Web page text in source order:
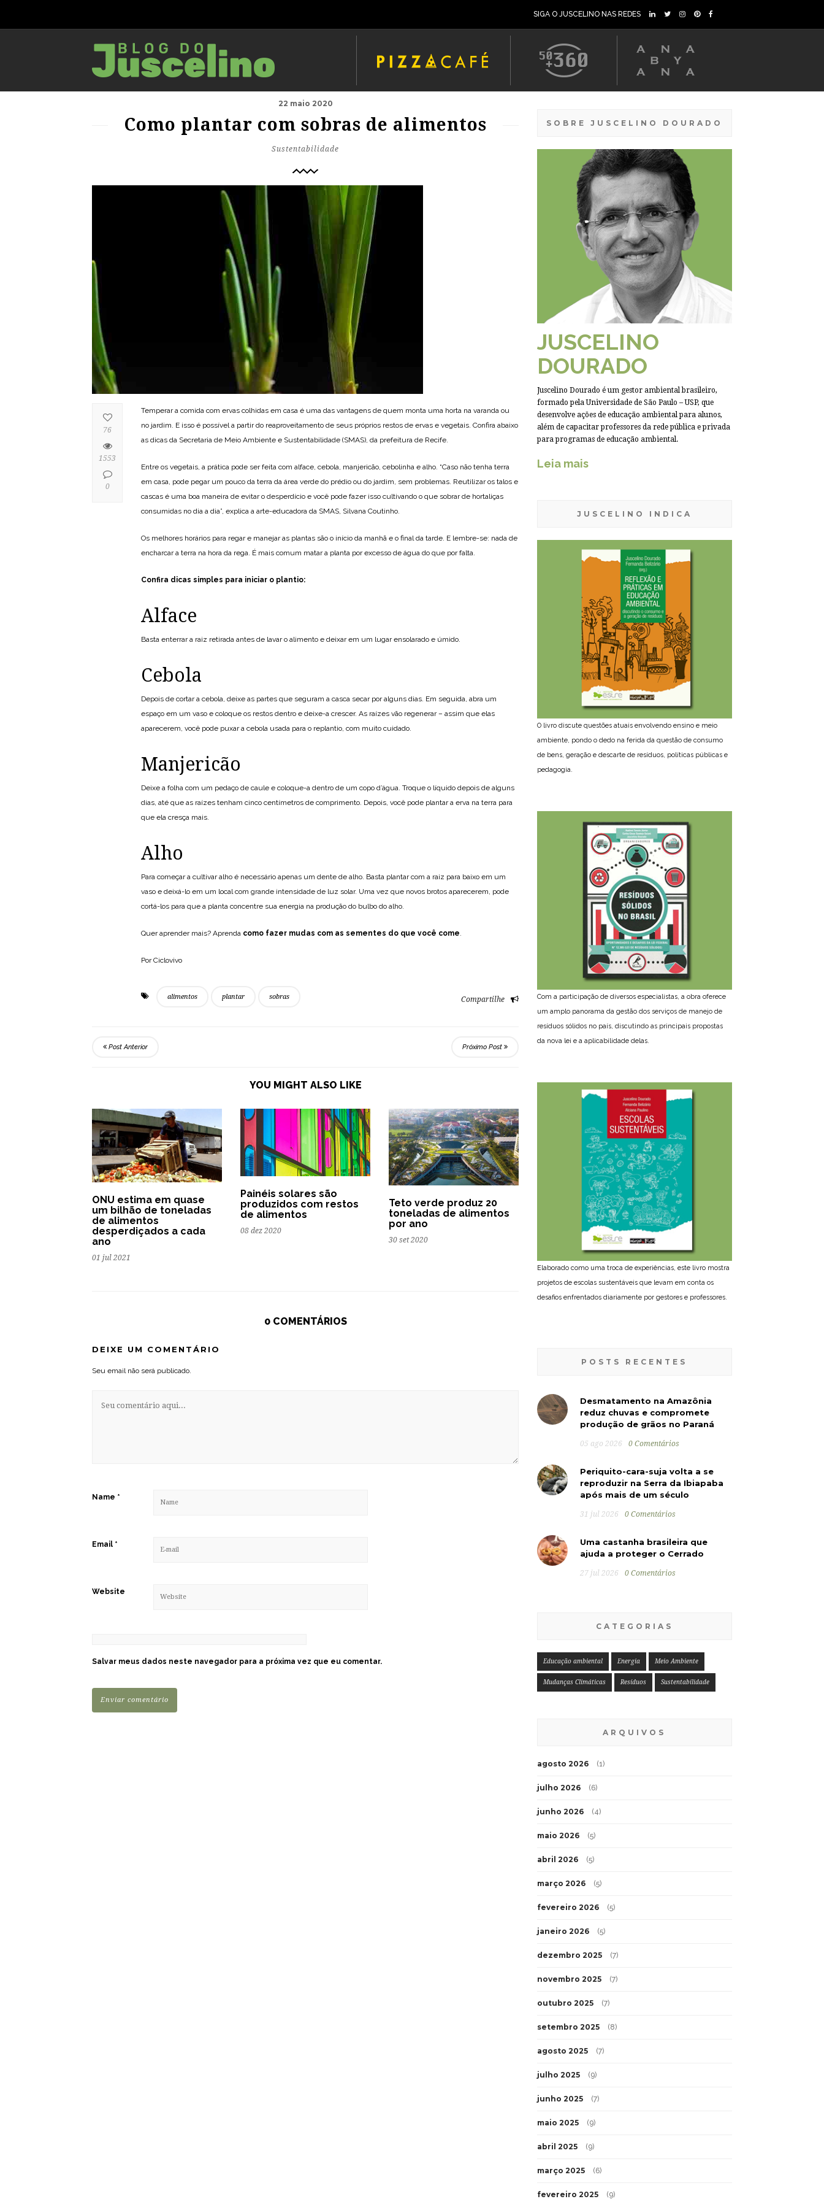
SIGA O JUSCELINO NAS REDES
22 maio 2020
Como plantar com sobras de alimentos
Sustentabilidade
Temperar a comida com ervas colhidas em casa é uma das vantagens de quem monta uma horta na varanda ou
no jardim. E isso é possível a partir do reaproveitamento de seus próprios restos de ervas e vegetais. Confira abaixo
as dicas da Secretaria de Meio Ambiente e Sustentabilidade (SMAS), da prefeitura de Recife.
Entre os vegetais, a prática pode ser feita com alface, cebola, manjericão, cebolinha e alho. “Caso não tenha terra
em casa, pode pegar um pouco da terra da área verde do prédio ou do jardim, sem problemas. Reutilizar os talos e
cascas é uma boa maneira de evitar o desperdício e você pode fazer isso cultivando o que sobrar de hortaliças
consumidas no dia a dia”, explica a arte-educadora da SMAS, Silvana Coutinho.
Os melhores horários para regar e manejar as plantas são o início da manhã e o final da tarde. E lembre-se: nada de
encharcar a terra na hora da rega. É mais comum matar a planta por excesso de água do que por falta.
Confira dicas simples para iniciar o plantio:
Alface
Basta enterrar a raiz retirada antes de lavar o alimento e deixar em um lugar ensolarado e úmido.
Cebola
Depois de cortar a cebola, deixe as partes que seguram a casca secar por alguns dias. Em seguida, abra um
espaço em um vaso e coloque os restos dentro e deixe-a crescer. As raízes vão regenerar – assim que elas
aparecerem, você pode puxar a cebola usada para o replantio, com muito cuidado.
Manjericão
Deixe a folha com um pedaço de caule e coloque-a dentro de um copo d’água. Troque o líquido depois de alguns
dias, até que as raízes tenham cinco centímetros de comprimento. Depois, você pode plantar a erva na terra para
que ela cresça mais.
Alho
Para começar a cultivar alho é necessário apenas um dente de alho. Basta plantar com a raiz para baixo em um
vaso e deixá-lo em um local com grande intensidade de luz solar. Uma vez que novos brotos aparecerem, pode
cortá-los para que a planta concentre sua energia na produção do bulbo do alho.
Quer aprender mais? Aprenda como fazer mudas com as sementes do que você come.
Por Ciclovivo
alimentos plantar sobras Compartilhe
76
1553
0
Post Anterior Próximo Post
YOU MIGHT ALSO LIKE
ONU estima em quase
um bilhão de toneladas
de alimentos
desperdiçados a cada
ano
01 jul 2021
Painéis solares são
produzidos com restos
de alimentos
08 dez 2020
Teto verde produz 20
toneladas de alimentos
por ano
30 set 2020
0 COMENTÁRIOS
DEIXE UM COMENTÁRIO
Seu email não será publicado.
Name *
Email *
Website
Salvar meus dados neste navegador para a próxima vez que eu comentar.
SOBRE JUSCELINO DOURADO
JUSCELINO
DOURADO
Juscelino Dourado é um gestor ambiental brasileiro,
formado pela Universidade de São Paulo – USP, que
desenvolve ações de educação ambiental para alunos,
além de capacitar professores da rede pública e privada
para programas de educação ambiental.
Leia mais
JUSCELINO INDICA
O livro discute questões atuais envolvendo ensino e meio
ambiente, pondo o dedo na ferida da questão de consumo
de bens, geração e descarte de resíduos, políticas públicas e
pedagogia.
Com a participação de diversos especialistas, a obra oferece
um amplo panorama da gestão dos serviços de manejo de
resíduos sólidos no país, discutindo as principais propostas
da nova lei e a aplicabilidade delas.
Elaborado como uma troca de experiências, este livro mostra
projetos de escolas sustentáveis que levam em conta os
desafios enfrentados diariamente por gestores e professores.
POSTS RECENTES
Desmatamento na Amazônia
reduz chuvas e compromete
produção de grãos no Paraná
05 ago 2026 0 Comentários
Periquito-cara-suja volta a se
reproduzir na Serra da Ibiapaba
após mais de um século
31 jul 2026 0 Comentários
Uma castanha brasileira que
ajuda a proteger o Cerrado
27 jul 2026 0 Comentários
CATEGORIAS
Educação ambiental Energia Meio Ambiente
Mudanças Climáticas Resíduos Sustentabilidade
ARQUIVOS
agosto 2026 (1)
julho 2026 (6)
junho 2026 (4)
maio 2026 (5)
abril 2026 (5)
março 2026 (5)
fevereiro 2026 (5)
janeiro 2026 (5)
dezembro 2025 (7)
novembro 2025 (7)
outubro 2025 (7)
setembro 2025 (8)
agosto 2025 (7)
julho 2025 (9)
junho 2025 (7)
maio 2025 (9)
abril 2025 (9)
março 2025 (6)
fevereiro 2025 (9)